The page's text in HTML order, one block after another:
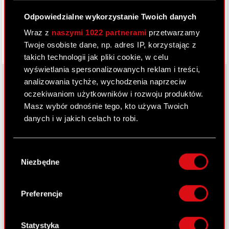
Odpowiedzialne wykorzystanie Twoich danych
Wraz z naszymi 1022 partnerami przetwarzamy
Twoje osobiste dane, np. adres IP, korzystając z
takich technologii jak pliki cookie, w celu
wyświetlania spersonalizowanych reklam i treści,
analizowania tychże, wychodzenia naprzeciw
oczekiwaniom użytkowników i rozwoju produktów.
Masz wybór odnośnie tego, kto używa Twoich
danych i w jakich celach to robi.
lokalizacji geograficznej z dokładnością nawet
Identyfikować Twoje urządzenie, aktywnie
analizując charakteryzującego je zbiory
palca)
zgody
Niezbędne
Preferencje
Statystyka
O CD PROJEKT
Grupa Kapitałowa
Inwestorzy
Kariera